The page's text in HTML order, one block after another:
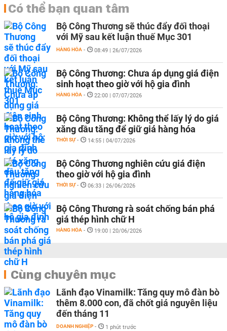
Có thể bạn quan tâm
Bộ Công Thương sẽ thúc đẩy đối thoại
với Mỹ sau kết luận thuế Mục 301
HÀNG HÓA - 08:49 | 26/07/2026
Bộ Công Thương: Chưa áp dụng giá điện
sinh hoạt theo giờ với hộ gia đình
HÀNG HÓA - 22:00 | 07/07/2026
Bộ Công Thương: Không thể lấy lý do giá
xăng dầu tăng để giữ giá hàng hóa
THỜI SỰ - 14:55 | 04/07/2026
Bộ Công Thương nghiên cứu giá điện
theo giờ với hộ gia đình
THỜI SỰ - 06:33 | 26/06/2026
Bộ Công Thương rà soát chống bán phá
giá thép hình chữ H
HÀNG HÓA - 19:00 | 20/06/2026
Cùng chuyên mục
Lãnh đạo Vinamilk: Tăng quy mô đàn bò
thêm 8.000 con, đã chốt giá nguyên liệu
đến tháng 11
DOANH NGHIỆP - 1 phút trước